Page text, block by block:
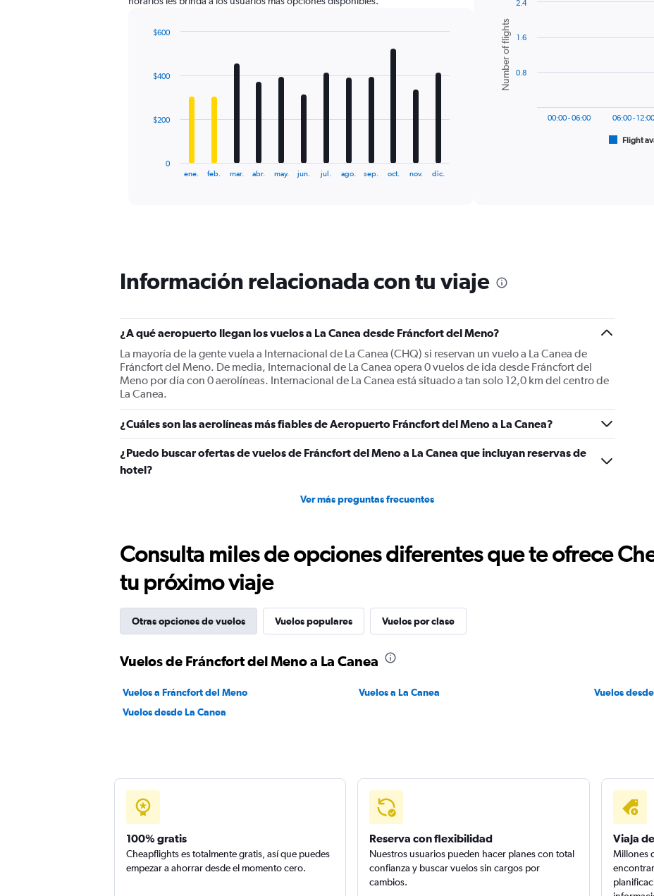
Y
displaying
12
The
chart
has
Y
axis
displaying
values.
Range:
0
to
600.
ene. feb. mar. abr. may. jun. jul. ago. sep. oct. nov. dic.
0
$200
$400
$600
chart
with
bars.
The
displaying
Number
flights.
Range:
0
2.4.
Chart
graphic.
Number of flights
Flight
00:00 - 06:00 06:00 - 12:00
0.8
1.6
2.4
Información relacionada con tu viaje
¿A qué aeropuerto llegan los vuelos a La Canea desde Fráncfort del Meno?
La mayoría de la gente vuela a Internacional de La Canea (CHQ) si reservan un vuelo a La Canea de
Fráncfort del Meno. De media, Internacional de La Canea opera 0 vuelos de ida desde Fráncfort del
Meno por día con 0 aerolíneas. Internacional de La Canea está situado a tan solo 12,0 km del centro de
La Canea.
¿Cuáles son las aerolíneas más fiables de Aeropuerto Fráncfort del Meno a La Canea?
¿Puedo buscar ofertas de vuelos de Fráncfort del Meno a La Canea que incluyan reservas de
hotel?
Ver más preguntas frecuentes
Consulta miles de opciones diferentes que te ofrece
tu próximo viaje
Otras opciones de vuelos Vuelos populares Vuelos por clase
Vuelos de Fráncfort del Meno a La Canea
Vuelos a Fráncfort del Meno Vuelos a La Canea
Vuelos
Vuelos desde La Canea
100% gratis
Cheapflights es totalmente gratis, así que puedes
empezar a ahorrar desde el momento cero.
Reserva con flexibilidad
Nuestros usuarios pueden hacer planes con total
confianza y buscar vuelos sin cargos por
cambios.
Viaja
Millones